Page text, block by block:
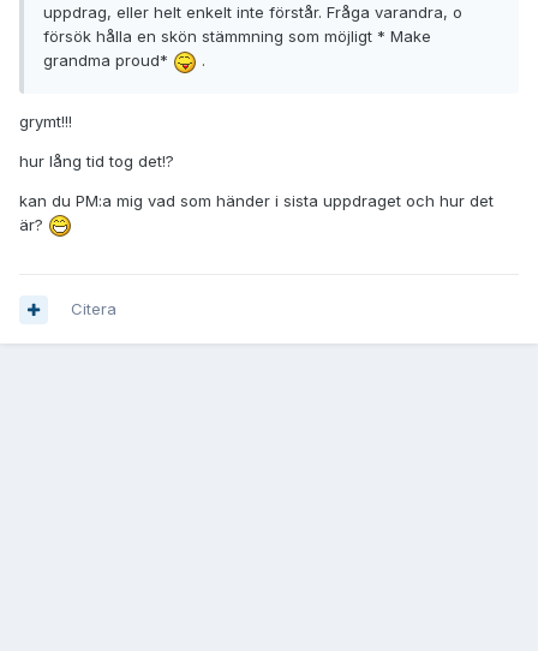
uppdrag, eller helt enkelt inte förstår. Fråga varandra, o
försök hålla en skön stämmning som möjligt * Make
grandma proud*
.
grymt!!!
hur lång tid tog det!?
kan du PM:a mig vad som händer i sista uppdraget och hur det
är?
Citera